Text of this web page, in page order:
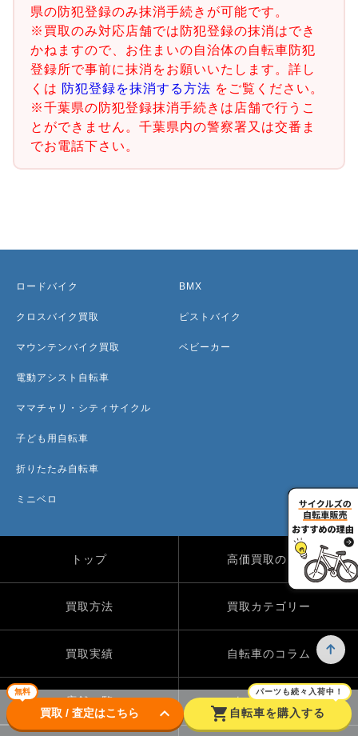
県の防犯登録のみ抹消手続きが可能です。
※買取のみ対応店舗では防犯登録の抹消はでき
かねますので、お住まいの自治体の自転車防犯
登録所で事前に抹消をお願いいたします。詳し
くは 防犯登録を抹消する方法 をご覧ください。
※千葉県の防犯登録抹消手続きは店舗で行うこ
とができません。千葉県内の警察署又は交番ま
でお電話下さい。
無料
買取 / 査定はこちら keyboard_arrow_down shopping_cart
パーツも続々入荷中！
自転車を購入する
ロードバイク
クロスバイク買取
マウンテンバイク買取
電動アシスト自転車
ママチャリ・シティサイクル
子ども用自転車
折りたたみ自転車
ミニベロ
BMX
ピストバイク
ベビーカー
トップ 高価買取のワケ
買取方法 買取カテゴリー
買取実績 自転車のコラム
店舗一覧 よくある質問